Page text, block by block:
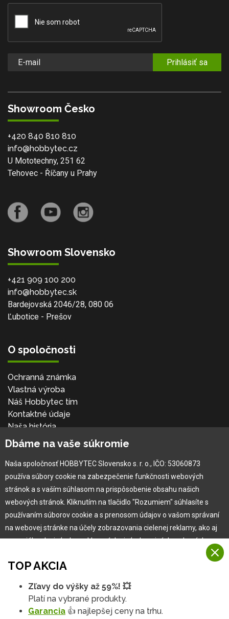
Prihlásiť sa
Showroom Česko
+420 840 810 810
info@hobbytec.cz
U Mototechny, 251 62
Tehovec - Říčany u Prahy
Showroom Slovensko
+421 909 100 200
info@hobbytec.sk
Bardejovská 2046/28, 080 06
Ľubotice - Prešov
O spoločnosti
Ochranná známka
Vlastná výroba
Náš Hobbytec tím
Kontaktné údaje
Naša história
Kariéra
Pre zákazníka
Garancia najlepšej ceny
Užívateľský manuál
Obchodné podmienky
Zákazník & partner
Novinky
TOP AKCIA
Zľavy do výšky až 59%! 💥
Platí na vybrané produkty.
Garancia 👍 najlepšej ceny na trhu.
Dbáme na vaše súkromie
Naša spoločnosť HOBBYTEC Slovensko s. r. o., IČO: 53060873
používa súbory cookie na zabezpečenie funkčnosti webových
stránok a s vaším súhlasom na prispôsobenie obsahu našich
webových stránok. Kliknutím na tlačidlo "Rozumiem" súhlasíte s
používaním súborov cookie a s prenosom údajov o vašom správaní
na webovej stránke na účely zobrazovania cielenej reklamy, ako aj
na sociálnych sieťach a reklamných sieťach na iných webových
Viac informácií
Na našich webových stránkach používame niekoľko kategórií
Rozumiem